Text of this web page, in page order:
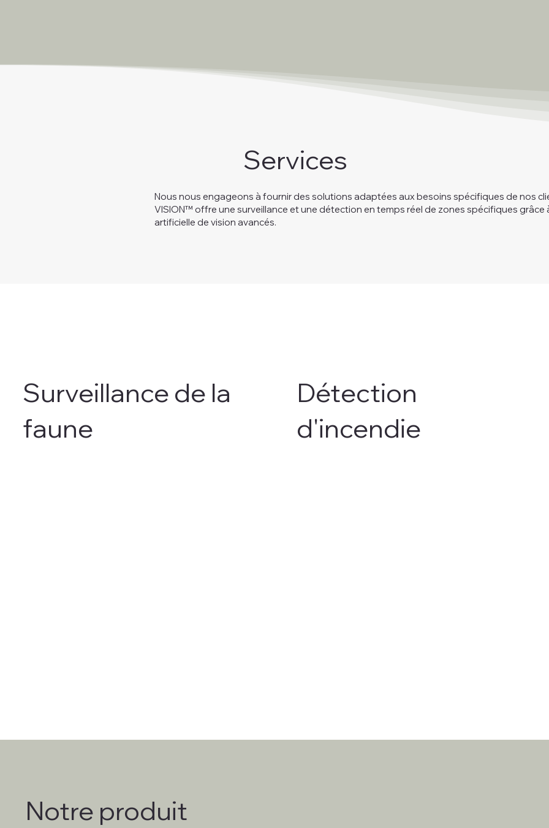
Services
Nous nous engageons à fournir des solutions adaptées aux besoins spécifiques de nos
VISION™ offre une surveillance et une détection en temps réel de zones spécifiques
artificielle de vision avancés.
Notre produit
Surveillance de la
faune
Détection
d'incendie